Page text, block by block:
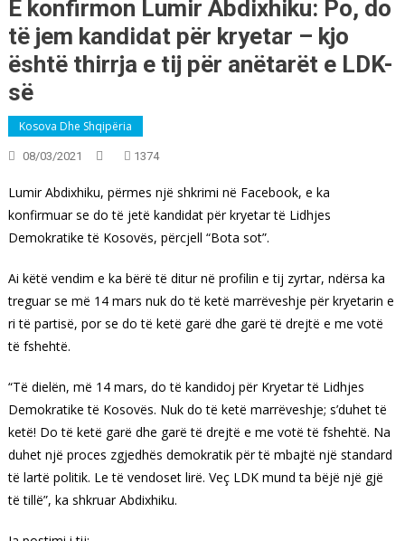
E konfirmon Lumir Abdixhiku: Po, do
të jem kandidat për kryetar – kjo
është thirrja e tij për anëtarët e LDK-
së
Kosova Dhe Shqipëria
08/03/2021 1374
Lumir Abdixhiku, përmes një shkrimi në Facebook, e ka
konfirmuar se do të jetë kandidat për kryetar të Lidhjes
Demokratike të Kosovës, përcjell “Bota sot”.
Ai këtë vendim e ka bërë të ditur në profilin e tij zyrtar, ndërsa ka
treguar se më 14 mars nuk do të ketë marrëveshje për kryetarin e
ri të partisë, por se do të ketë garë dhe garë të drejtë e me votë
të fshehtë.
“Të dielën, më 14 mars, do të kandidoj për Kryetar të Lidhjes
Demokratike të Kosovës. Nuk do të ketë marrëveshje; s’duhet të
ketë! Do të ketë garë dhe garë të drejtë e me votë të fshehtë. Na
duhet një proces zgjedhës demokratik për të mbajtë një standard
të lartë politik. Le të vendoset lirë. Veç LDK mund ta bëjë një gjë
të tillë”, ka shkruar Abdixhiku.